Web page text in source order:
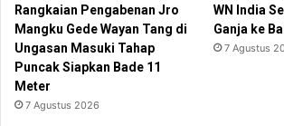
Rangkaian Pengabenan Jro
Mangku Gede Wayan Tang di
Ungasan Masuki Tahap
Puncak Siapkan Bade 11
Meter
7 Agustus 2026
WN India
Ganja ke
7 Agustus